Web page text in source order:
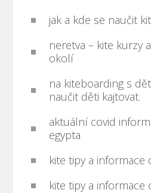
jak a kde se naučit
neretva – kite kurzy
okolí
na kiteboarding s
naučit děti kajtovat.
aktuální covid
egypta
kite tipy a informace
kite tipy a informace